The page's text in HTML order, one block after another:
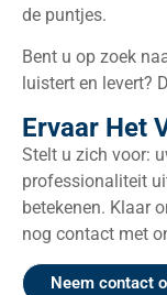
de puntjes.
Bent u op zoek
luistert en levert?
Ervaar Het
Stelt u zich voor:
professionaliteit
betekenen. Klaar
nog contact met
Neem contact